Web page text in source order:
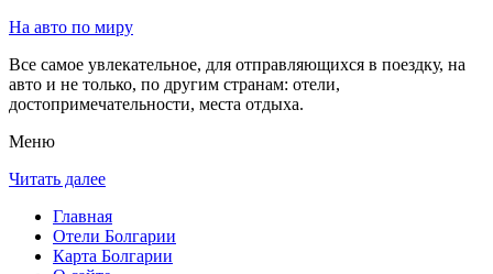
На авто по миру
Все самое увлекательное, для отправляющихся в поездку, на
авто и не только, по другим странам: отели,
достопримечательности, места отдыха.
Меню
Читать далее
Главная
Отели Болгарии
Карта Болгарии